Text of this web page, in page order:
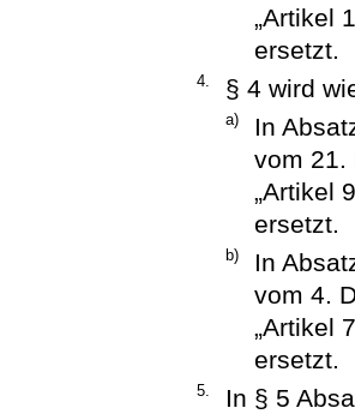
„Artikel
ersetzt.
4. § 4 wird
a)
In
vom 21.
„Artikel
ersetzt.
b)
In
vom 4.
„Artikel
ersetzt.
5.
In § 5